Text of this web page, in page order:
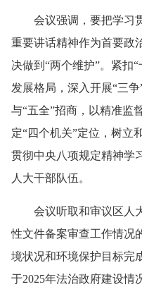
会议强调，要把学习贯
重要讲话精神作为首要政
决做到“两个维护”。紧扣
发展格局，深入开展“三
与“五全”招商，以精准监
定“四个机关”定位，树立
贯彻中央八项规定精神学
人大干部队伍。
会议听取和审议区人大
性文件备案审查工作情况
境状况和环境保护目标完
于2025年法治政府建设情